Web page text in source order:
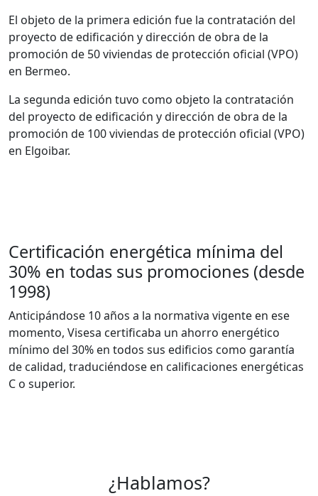
El objeto de la primera edición fue la contratación del
proyecto de edificación y dirección de obra de la
promoción de 50 viviendas de protección oficial (VPO)
en Bermeo.
La segunda edición tuvo como objeto la contratación
del proyecto de edificación y dirección de obra de la
promoción de 100 viviendas de protección oficial (VPO)
en Elgoibar.
Certificación energética mínima del
30% en todas sus promociones (desde
1998)
Anticipándose 10 años a la normativa vigente en ese
momento, Visesa certificaba un ahorro energético
mínimo del 30% en todos sus edificios como garantía
de calidad, traduciéndose en calificaciones energéticas
C o superior.
¿Hablamos?